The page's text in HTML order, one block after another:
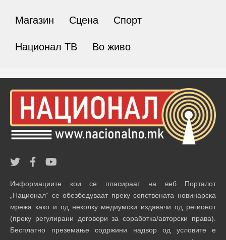
Магазин Сцена Спорт
Национал ТВ Во живо
Информациите кои се пласираат на веб Порталот
„Национал“ се обезбедуваат преку сопствената новинарска
мрежа како и од неколку медиумски издавачи од регионот
(преку регулирани договори за соработка/авторски права).
Бесплатно преземање содржини надвор од условите е